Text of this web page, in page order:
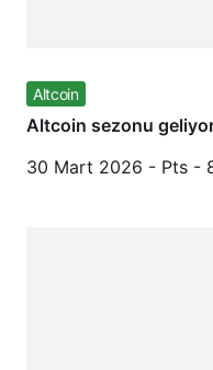
Altcoin
Altcoin sezonu geliyor
30 Mart 2026 - Pts -